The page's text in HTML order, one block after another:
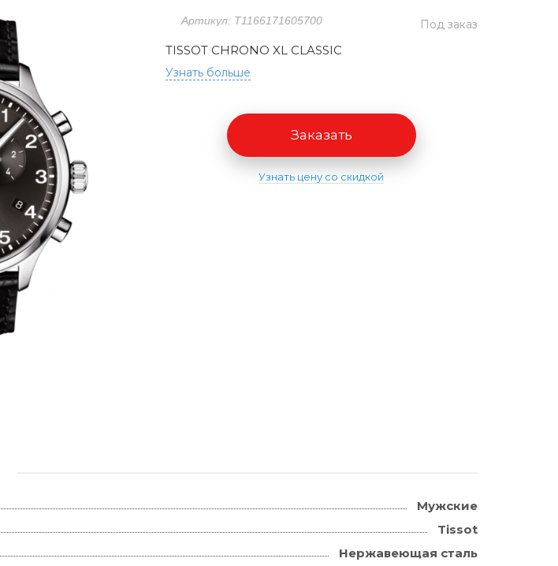
Артикул: T1166171605700 Под заказ
TISSOT CHRONO XL CLASSIC
Узнать больше
Заказать
Узнать цену со скидкой
Мужские
Tissot
Нержавеющая сталь